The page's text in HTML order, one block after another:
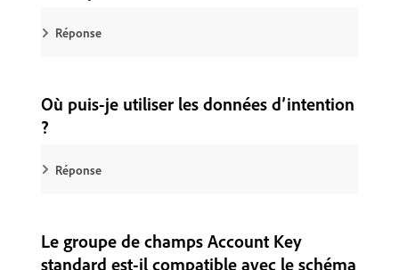
Réponse
Où puis-je utiliser les données d’intention
?
Réponse
Le groupe de champs Account Key
standard est-il compatible avec le schéma